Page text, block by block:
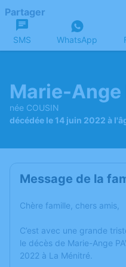
Partager
SMS WhatsApp
Marie-Ange
née COUSIN
décédée le 14 juin 2022 à
Message de la
Chère famille, chers amis,
C’est avec une grande
le décès de Marie-Ange
2022 à La Ménitré.